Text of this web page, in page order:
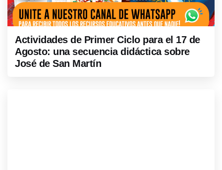
Actividades de Primer Ciclo para el 17 de
Agosto: una secuencia didáctica sobre
José de San Martín